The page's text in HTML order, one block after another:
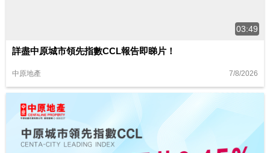
03:49
詳盡中原城市領先指數CCL報告即睇片！
中原地產 7/8/2026